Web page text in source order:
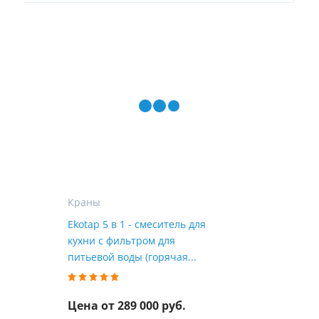
Краны
Ekotap 5 в 1 - смеситель для
кухни с фильтром для
питьевой воды (горячая...
Цена от 289 000 руб.